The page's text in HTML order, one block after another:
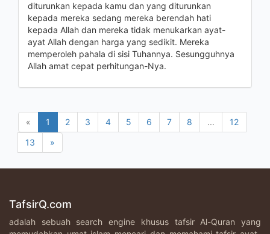
diturunkan kepada kamu dan yang diturunkan
kepada mereka sedang mereka berendah hati
kepada Allah dan mereka tidak menukarkan ayat-
ayat Allah dengan harga yang sedikit. Mereka
memperoleh pahala di sisi Tuhannya. Sesungguhnya
Allah amat cepat perhitungan-Nya.
« 1 2 3 4 5 6 7 8 ...
12
13
»
TafsirQ.com
adalah sebuah search engine khusus tafsir Al-Quran yang